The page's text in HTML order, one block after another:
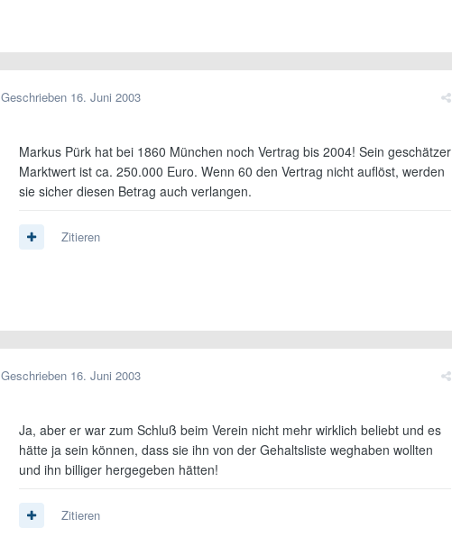
Geschrieben 16. Juni 2003
Markus Pürk hat bei 1860 München noch Vertrag bis 2004! Sein geschätzer
Marktwert ist ca. 250.000 Euro. Wenn 60 den Vertrag nicht auflöst, werden
sie sicher diesen Betrag auch verlangen.
Zitieren
Geschrieben 16. Juni 2003
Ja, aber er war zum Schluß beim Verein nicht mehr wirklich beliebt und es
hätte ja sein können, dass sie ihn von der Gehaltsliste weghaben wollten
und ihn billiger hergegeben hätten!
Zitieren